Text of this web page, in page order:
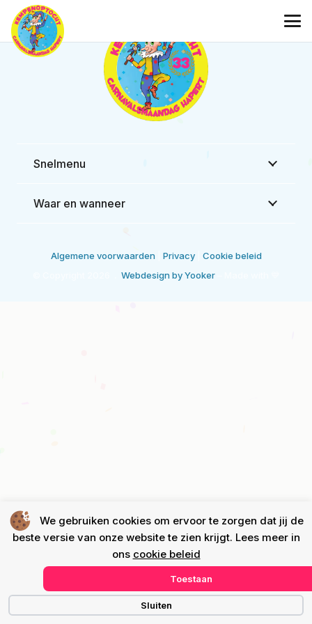
We gebruiken cookies om ervoor te zorgen dat jij de
beste versie van onze website te zien krijgt. Lees meer in
ons cookie beleid
Toestaan
Sluiten
Snelmenu
Waar en wanneer
Algemene voorwaarden| Privacy| Cookie beleid
Webdesign by Yooker– Made with 💙